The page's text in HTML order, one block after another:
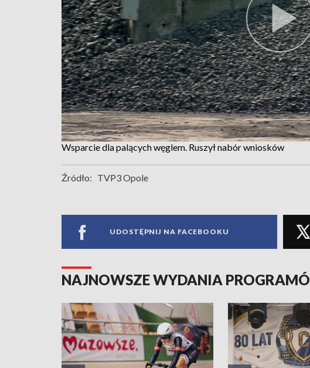
Wsparcie dla palących węglem. Ruszył nabór wniosków
Źródło: TVP3 Opole
UDOSTĘPNIJ NA FACEBOOKU
NAJNOWSZE WYDANIA